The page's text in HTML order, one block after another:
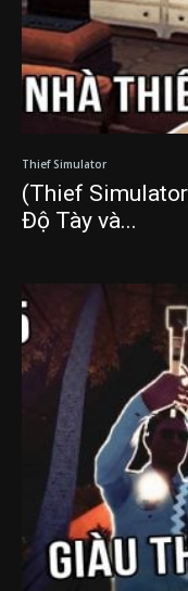
Thief Simulator
(Thief
Độ Tày và...